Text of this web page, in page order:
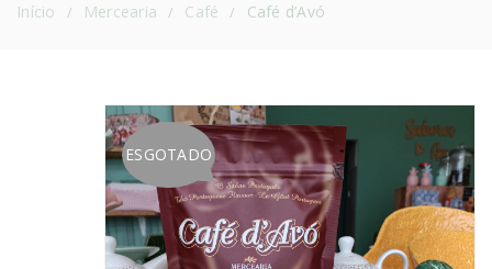
Início / Mercearia / Café / Café d’Avó
ESGOTADO